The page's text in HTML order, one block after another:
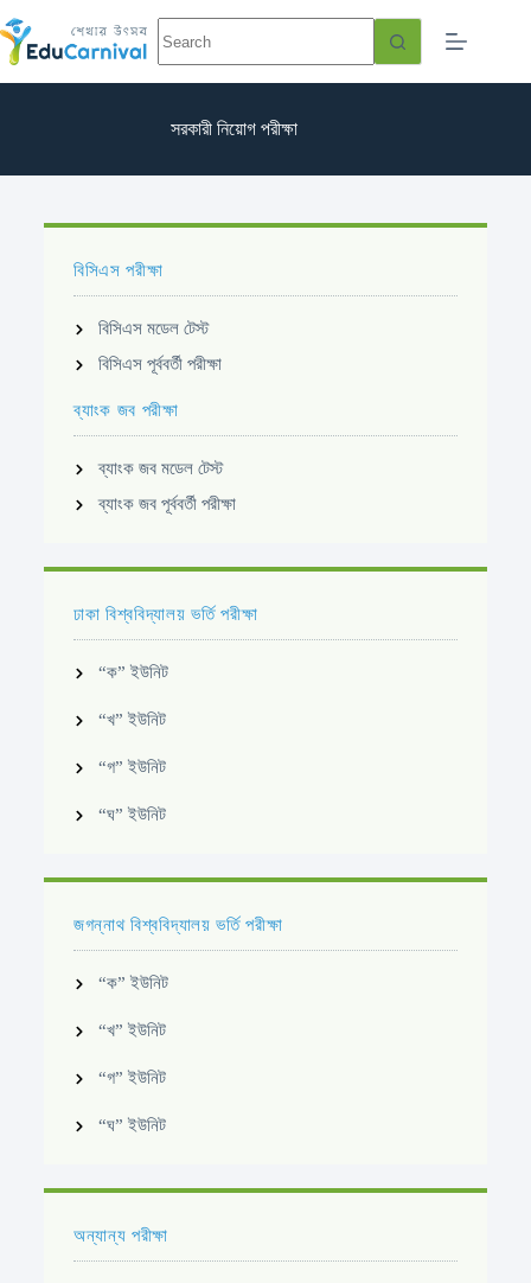
সরকারী নিয়োগ পরীক্ষা
বিসিএস পরীক্ষা
বিসিএস মডেল টেস্ট
বিসিএস পূর্ববর্তী পরীক্ষা
ব্যাংক জব পরীক্ষা
ব্যাংক জব মডেল টেস্ট
ব্যাংক জব পূর্ববর্তী পরীক্ষা
ঢাকা বিশ্ববিদ্যালয় ভর্তি পরীক্ষা
“ক” ইউনিট
“খ” ইউনিট
“গ” ইউনিট
“ঘ” ইউনিট
জগন্নাথ বিশ্ববিদ্যালয় ভর্তি পরীক্ষা
“ক” ইউনিট
“খ” ইউনিট
“গ” ইউনিট
“ঘ” ইউনিট
অন্যান্য পরীক্ষা